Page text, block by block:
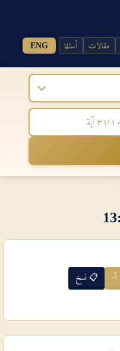
مقالات أسئلة ENG
أ- 📋 نسخ